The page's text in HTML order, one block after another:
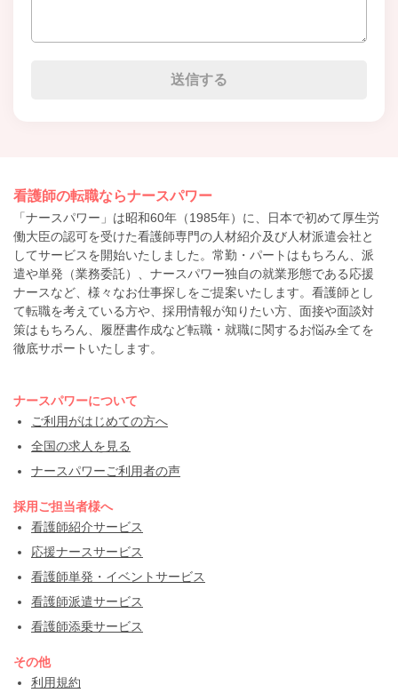
看護師の転職ならナースパワー
「ナースパワー」は昭和60年（1985年）に、日本で初めて厚生労
働大臣の認可を受けた看護師専門の人材紹介及び人材派遣会社と
してサービスを開始いたしました。常勤・パートはもちろん、派
遣や単発（業務委託）、ナースパワー独自の就業形態である応援
ナースなど、様々なお仕事探しをご提案いたします。看護師とし
て転職を考えている方や、採用情報が知りたい方、面接や面談対
策はもちろん、履歴書作成など転職・就職に関するお悩み全てを
徹底サポートいたします。
ナースパワーについて
ご利用がはじめての方へ
全国の求人を見る
ナースパワーご利用者の声
採用ご担当者様へ
看護師紹介サービス
応援ナースサービス
看護師単発・イベントサービス
看護師派遣サービス
看護師添乗サービス
その他
利用規約